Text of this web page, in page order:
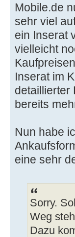
Mobile.de
sehr viel
ein Inserat
vielleicht
Inserat im
detaillierter
bereits
Nun habe
eine sehr
Sorry.
Weg
Dazu